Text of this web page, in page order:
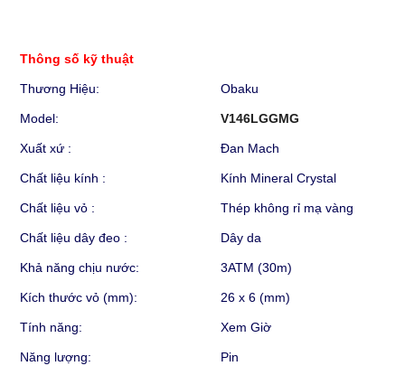
Thông số kỹ thuật
Thương Hiệu: Obaku
Model: V146LGGMG
Xuất xứ : Đan Mach
Chất liệu kính : Kính Mineral Crystal
Chất liệu vỏ : Thép không rỉ mạ vàng
Chất liệu dây đeo : Dây da
Khả năng chịu nước: 3ATM (30m)
Kích thước vỏ (mm): 26 x 6 (mm)
Tính năng: Xem Giờ
Năng lượng: Pin